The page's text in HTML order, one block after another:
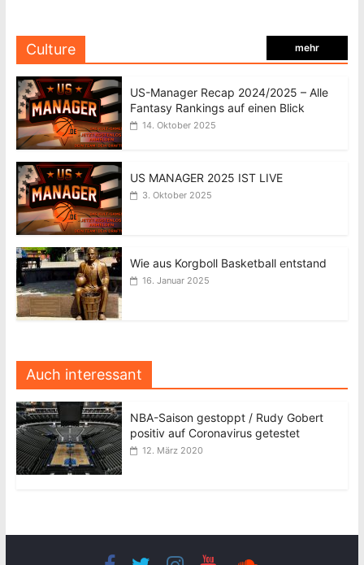
Culture mehr
US-Manager Recap 2024/2025 – Alle
Fantasy Rankings auf einen Blick
14. Oktober 2025
US MANAGER 2025 IST LIVE
3. Oktober 2025
Wie aus Korgboll Basketball entstand
16. Januar 2025
Auch interessant
NBA-Saison gestoppt / Rudy Gobert
positiv auf Coronavirus getestet
12. März 2020